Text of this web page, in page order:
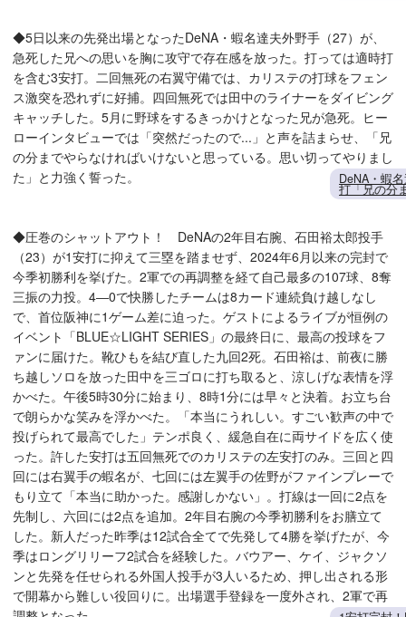
◆5日以来の先発出場となったDeNA・蝦名達夫外野手（27）が、
急死した兄への思いを胸に攻守で存在感を放った。打っては適時打
を含む3安打。二回無死の右翼守備では、カリステの打球をフェン
ス激突を恐れずに好捕。四回無死では田中のライナーをダイビング
キャッチした。5月に野球をするきっかけとなった兄が急死。ヒー
ローインタビューでは「突然だったので...」と声を詰まらせ、「兄
の分までやらなければいけないと思っている。思い切ってやりまし
た」と力強く誓った。
DeNA・蝦
打「兄の分
◆圧巻のシャットアウト！ DeNAの2年目右腕、石田裕太郎投手
（23）が1安打に抑えて三塁を踏ませず、2024年6月以来の完封で
今季初勝利を挙げた。2軍での再調整を経て自己最多の107球、8奪
三振の力投。4―0で快勝したチームは8カード連続負け越しなし
で、首位阪神に1ゲーム差に迫った。ゲストによるライブが恒例の
イベント「BLUE☆LIGHT SERIES」の最終日に、最高の投球をフ
ァンに届けた。靴ひもを結び直した九回2死。石田裕は、前夜に勝
ち越しソロを放った田中を三ゴロに打ち取ると、涼しげな表情を浮
かべた。午後5時30分に始まり、8時1分には早々と決着。お立ち台
で朗らかな笑みを浮かべた。「本当にうれしい。すごい歓声の中で
投げられて最高でした」テンポ良く、緩急自在に両サイドを広く使
った。許した安打は五回無死でのカリステの左安打のみ。三回と四
回には右翼手の蝦名が、七回には左翼手の佐野がファインプレーで
もり立て「本当に助かった。感謝しかない」。打線は一回に2点を
先制し、六回には2点を追加。2年目右腕の今季初勝利をお膳立て
した。新人だった昨季は12試合全てで先発して4勝を挙げたが、今
季はロングリリーフ2試合を経験した。バウアー、ケイ、ジャクソ
ンと先発を任せられる外国人投手が3人いるため、押し出される形
で開幕から難しい役回りに。出場選手登録を一度外され、2軍で再